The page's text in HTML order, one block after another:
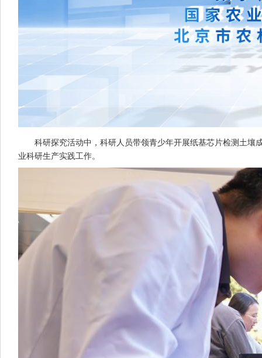
科研探究活动中，科研人员带领青少年开展纸基芯片检测土壤
业科研生产实践工作。